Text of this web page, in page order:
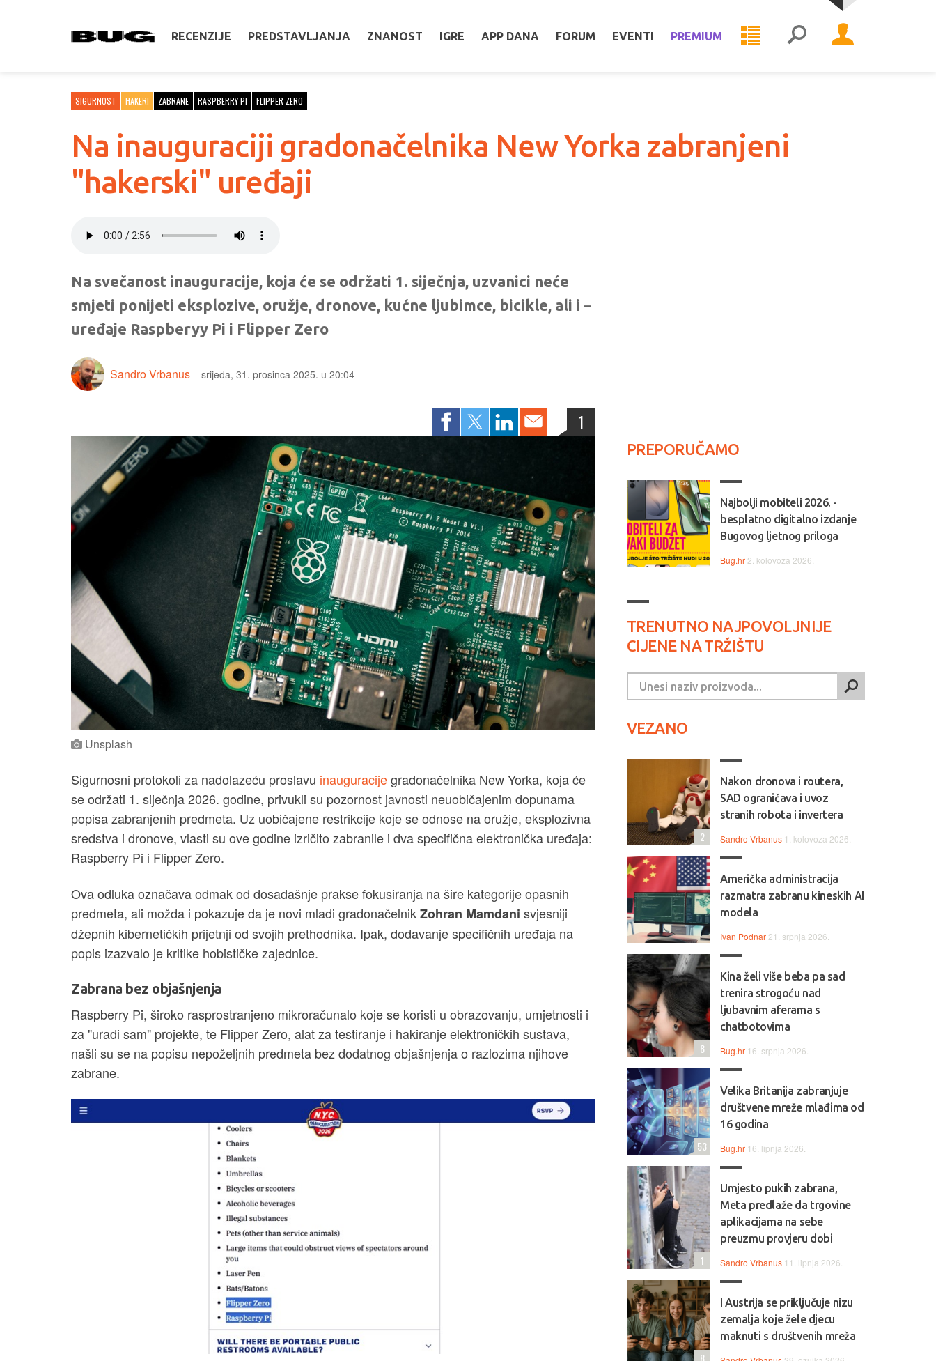
RECENZIJE PREDSTAVLJANJA ZNANOST IGRE APP DANA FORUM EVENTI PREMIUM
SIGURNOST HAKERI ZABRANE RASPBERRY PI FLIPPER ZERO
Na inauguraciji gradonačelnika New Yorka zabranjeni
"hakerski" uređaji
Na svečanost inauguracije, koja će se održati 1. siječnja, uzvanici neće
smjeti ponijeti eksplozive, oružje, dronove, kućne ljubimce, bicikle, ali i –
uređaje Raspberyy Pi i Flipper Zero
Sandro Vrbanus srijeda, 31. prosinca 2025. u 20:04
1
Unsplash
Sigurnosni protokoli za nadolazeću proslavu inauguracijegradonačelnika New Yorka, koja će
se održati 1. siječnja 2026. godine, privukli su pozornost javnosti neuobičajenim dopunama
popisa zabranjenih predmeta. Uz uobičajene restrikcije koje se odnose na oružje, eksplozivna
sredstva i dronove, vlasti su ove godine izričito zabranile i dva specifična elektronička uređaja:
Raspberry Pi i Flipper Zero.
Ova odluka označava odmak od dosadašnje prakse fokusiranja na šire kategorije opasnih
predmeta, ali možda i pokazuje da je novi mladi gradonačelnikZohran Mamdani svjesniji
džepnih kibernetičkih prijetnji od svojih prethodnika. Ipak, dodavanje specifičnih uređaja na
popis izazvalo je kritike hobističke zajednice.
Zabrana bez objašnjenja
Raspberry Pi, široko rasprostranjeno mikroračunalo koje se koristi u obrazovanju, umjetnosti i
za "uradi sam" projekte, te Flipper Zero, alat za testiranje i hakiranje elektroničkih sustava,
našli su se na popisu nepoželjnih predmeta bez dodatnog objašnjenja o razlozima njihove
zabrane.
PREPORUČAMO
Najbolji mobiteli 2026. -
besplatno digitalno izdanje
Bugovog ljetnog priloga
Bug.hr 2. kolovoza 2026.
TRENUTNO NAJPOVOLJNIJE
CIJENE NA TRŽIŠTU
VEZANO
Nakon dronova i routera,
SAD ograničava i uvoz
stranih robota i invertera
Sandro Vrbanus 1. kolovoza 2026.
2
Američka administracija
razmatra zabranu kineskih AI
modela
Ivan Podnar 21. srpnja 2026.
Kina želi više beba pa sad
trenira strogoću nad
ljubavnim aferama s
chatbotovima
Bug.hr 16. srpnja 2026.
8
Velika Britanija zabranjuje
društvene mreže mlađima od
16 godina
Bug.hr 16. lipnja 2026.
53
Umjesto pukih zabrana,
Meta predlaže da trgovine
aplikacijama na sebe
preuzmu provjeru dobi
Sandro Vrbanus 11. lipnja 2026.
1
I Austrija se priključuje nizu
zemalja koje žele djecu
maknuti s društvenih mreža
8